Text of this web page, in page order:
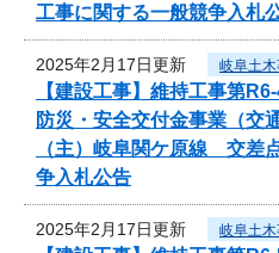
工事に関する一般競争入札
2025年2月17日更新 岐阜土
【建設工事】維持工事第
防災・安全交付金事業（交
（主）岐阜関ケ原線 交差
争入札公告
2025年2月17日更新 岐阜土